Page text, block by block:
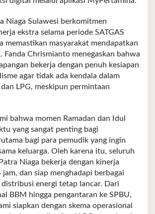
Niaga Sulawesi berkomitmen
ekstra selama periode SATGAS
memastikan masyarakat mendapatkan
Fanda Chrismianto menegaskan bahwa
bekerja dengan penuh kesiapan
agar tidak ada kendala dalam
LPG, meskipun permintaan
bahwa momen Ramadan dan Idul
yang sangat penting bagi
bagi para pemudik yang ingin
keluarga. Oleh karena itu, seluruh
Niaga bekerja dengan kinerja
jam, dan siap menghadapi berbagai
energi tetap lancar. Dari
BBM hingga pengantaran ke SPBU,
siapkan dengan skema operasional